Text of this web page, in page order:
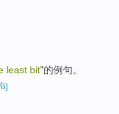
least bit"的例句。